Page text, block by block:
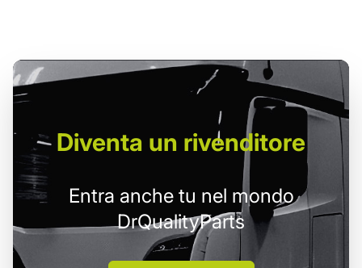
Diventa un rivenditore
Entra anche tu nel mondo
DrQualityParts